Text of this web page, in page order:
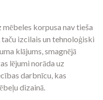
mēbeles korpusa nav tieša
izcilais un tehnoloģiski
klājums, smagnējā
lējumi norāda uz
darbnīcu, kas
dizainā.